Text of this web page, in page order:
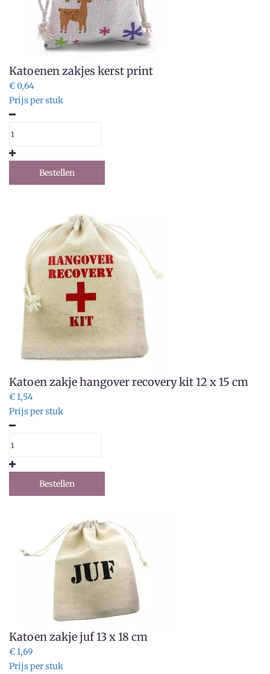
Katoenen zakjes kerst print
€ 0,64
Prijs per stuk
Bestellen
Katoen zakje hangover recovery kit 12 x 15 cm
€ 1,54
Prijs per stuk
Bestellen
Katoen zakje juf 13 x 18 cm
€ 1,69
Prijs per stuk